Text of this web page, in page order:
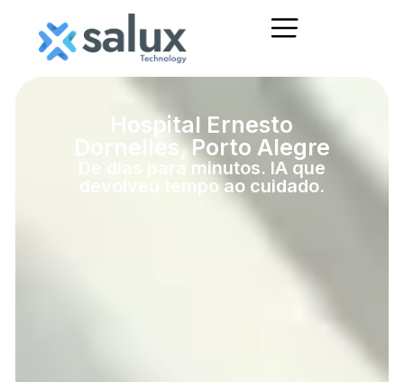
Hospital Ernesto
Dornelles, Porto Alegre
De dias para minutos. IA que
devolveu tempo ao cuidado.